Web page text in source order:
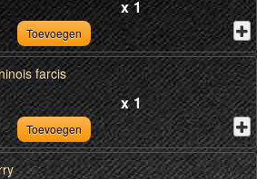
x 1
Toevoegen
farcis
x 1
Toevoegen